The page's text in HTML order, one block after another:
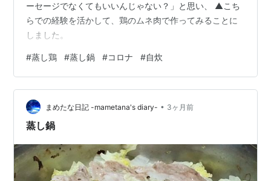
ーセージでなくてもいいんじゃない？」と思い、 ▲こち
らでの経験を活かして、鶏のムネ肉で作ってみることに
しました。
#蒸し鶏 #蒸し鍋 #コロナ #自炊
まめたな日記 -mametana's diary- • 3ヶ月前
蒸し鍋